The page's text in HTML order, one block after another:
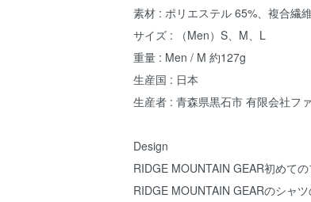
素材 : ポリエステル 65%、複合繊
サイズ : （Men）S、M、L
重量 : Men / M 約127g
生産国 : 日本
生産者 : 青森県黒石市 有限会社フ
Design
RIDGE MOUNTAIN GEAR初めて
RIDGE MOUNTAIN GEARのシャ